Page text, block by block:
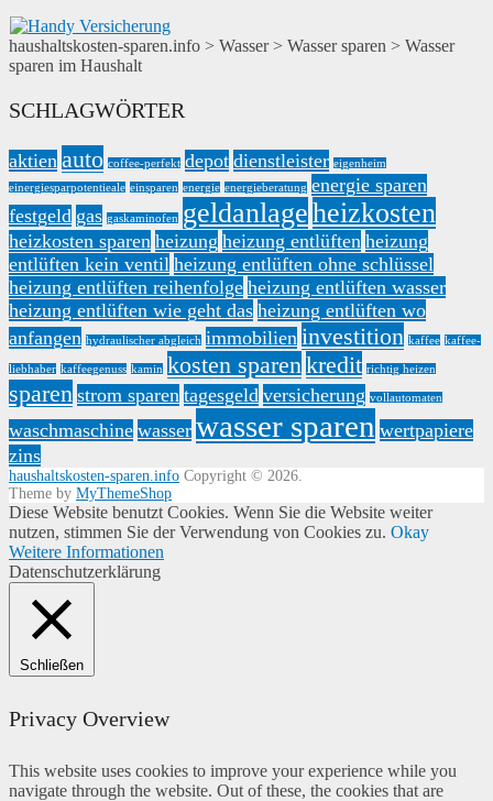
haushaltskosten-sparen.info > Wasser> Wasser sparen > Wasser
sparen im Haushalt
SCHLAGWÖRTER
aktien auto coffee-perfekt depot dienstleister eigenheim
einergiesparpotentieale einsparen energie energieberatung energie sparen
festgeld gas gaskaminofen geldanlageheizkosten
heizkosten sparen heizung heizung entlüften heizung
entlüften kein ventil heizung entlüften ohne schlüssel
heizung entlüften reihenfolge heizung entlüften wasser
heizung entlüften wie geht das heizung entlüften wo
anfangen hydraulischer abgleich immobilien investition kaffee kaffee-
liebhaber kaffeegenuss kamin kosten sparenkredit richtig heizen
sparen strom sparen tagesgeld versicherung vollautomaten
waschmaschine wasser wasser sparen wertpapiere
zins
haushaltskosten-sparen.info Copyright © 2026.
Theme by MyThemeShop
Diese Website benutzt Cookies. Wenn Sie die Website weiter
nutzen, stimmen Sie der Verwendung von Cookies zu. Okay
Weitere Informationen
Datenschutzerklärung
Schließen
Privacy Overview
This website uses cookies to improve your experience while you
navigate through the website. Out of these, the cookies that are